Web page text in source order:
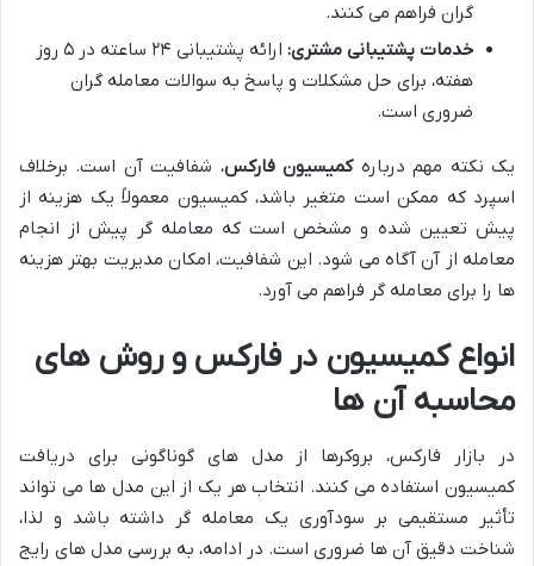
گران فراهم می کنند.
خدمات پشتیبانی مشتری:
ارائه پشتیبانی ۲۴ ساعته در ۵ روز
هفته، برای حل مشکلات و پاسخ به سوالات معامله گران
ضروری است.
یک نکته مهم دربارهکمیسیون فارکس، شفافیت آن است. برخلاف
اسپرد که ممکن است متغیر باشد، کمیسیون معمولاً یک هزینه از
پیش تعیین شده و مشخص است که معامله گر پیش از انجام
معامله از آن آگاه می شود. این شفافیت، امکان مدیریت بهتر هزینه
ها را برای معامله گر فراهم می آورد.
انواع کمیسیون در فارکس و روش های
محاسبه آن ها
در بازار فارکس، بروکرها از مدل های گوناگونی برای دریافت
کمیسیون استفاده می کنند. انتخاب هر یک از این مدل ها می تواند
تأثیر مستقیمی بر سودآوری یک معامله گر داشته باشد و لذا،
شناخت دقیق آن ها ضروری است. در ادامه، به بررسی مدل های رایج